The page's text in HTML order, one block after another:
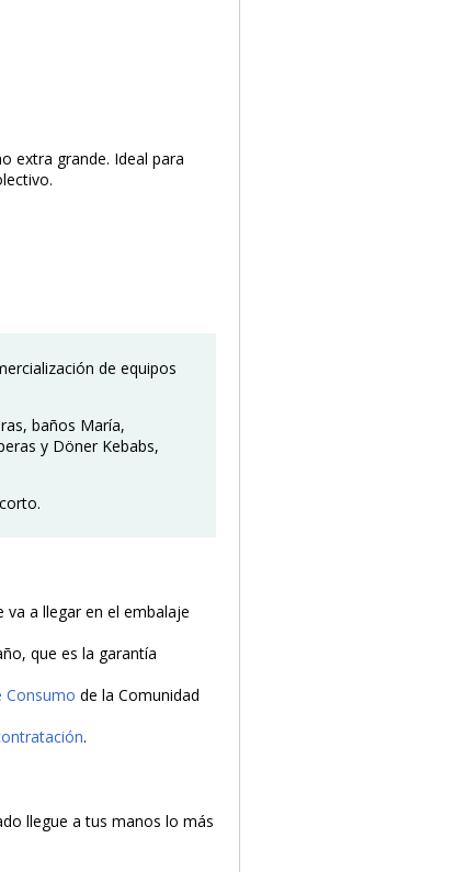
extra grande. Ideal para
de equipos
baños María,
y Döner Kebabs,
a llegar en el embalaje
que es la garantía
Consumo de la Comunidad
.
llegue a tus manos lo más